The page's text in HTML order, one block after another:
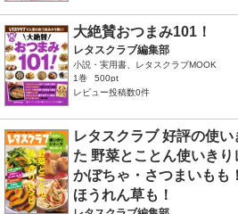
大絶賛おつまみ101！
レタスクラブ編集部
小説・実用書、レタスクラブMOOK
1巻
500pt
レビュー投稿数0件
レタスクラブ 好評の使
た 野菜とことん使いきり
かぼちゃ・さつまいもも
ほうれん草も！